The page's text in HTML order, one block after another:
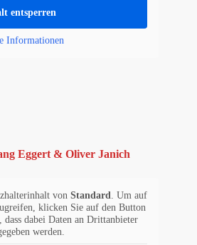
entsperren
Informationen
Eggert & Oliver Janich
von Standard
. Um auf
klicken Sie auf den Button
dass dabei Daten an Drittanbieter
werden.